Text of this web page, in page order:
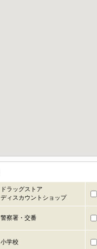
ドラッグストア
ディスカウントショップ
警察署・交番
小学校